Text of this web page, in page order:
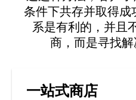
条件下共存并取得
系是有利的，并且
商，而是寻找解
一站式商店